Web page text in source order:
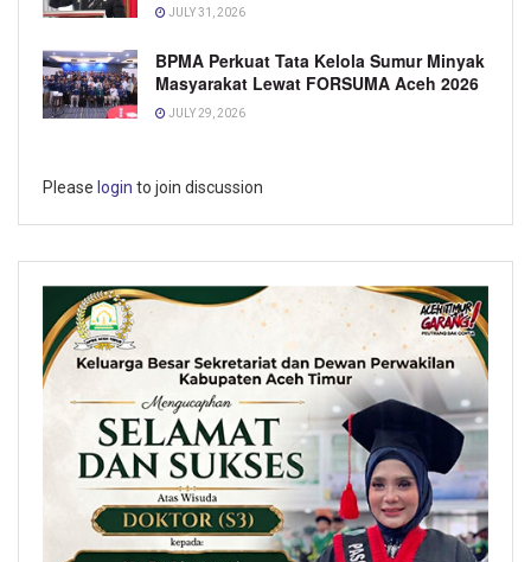
JULY 31, 2026
BPMA Perkuat Tata Kelola Sumur Minyak
Masyarakat Lewat FORSUMA Aceh 2026
JULY 29, 2026
Please login to join discussion